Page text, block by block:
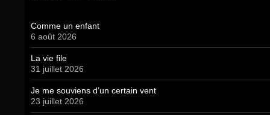
Comme un enfant
6 août 2026
La vie file
31 juillet 2026
Je me souviens d’un certain vent
23 juillet 2026